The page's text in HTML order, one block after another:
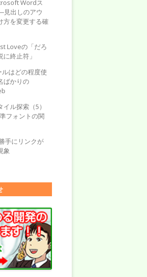
Wordス
見出しのアウ
方を変更する確
Loveの「だろ
終止符」
はどの程度使
ばかりの
ル探索（5）
フォントの関
手にリンクが
象